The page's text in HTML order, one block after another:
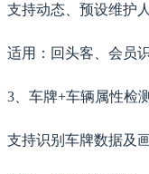
支持动态、预设维护
适用：回头客、会员
3、车牌+车辆属性检测
支持识别车牌数据及